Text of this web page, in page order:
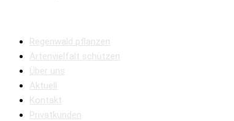
Regenwald pflanzen
Artenvielfalt schützen
Über uns
Aktuell
Kontakt
Privatkunden